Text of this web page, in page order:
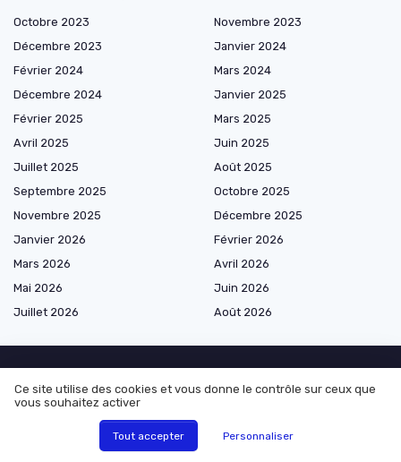
Octobre 2023
Novembre 2023
Décembre 2023
Janvier 2024
Février 2024
Mars 2024
Décembre 2024
Janvier 2025
Février 2025
Mars 2025
Avril 2025
Juin 2025
Juillet 2025
Août 2025
Septembre 2025
Octobre 2025
Novembre 2025
Décembre 2025
Janvier 2026
Février 2026
Mars 2026
Avril 2026
Mai 2026
Juin 2026
Juillet 2026
Août 2026
Les plus lus
Quelle quantité de pommes dauphines prévoir par personne ?
Comprendre les tarifs des extras en restauration non déclarée
Ce site utilise des cookies et vous donne le contrôle sur ceux que
vous souhaitez activer
Tout accepter Personnaliser